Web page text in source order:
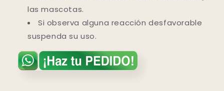
las mascotas.
Si observa alguna reacción desfavorable
suspenda su uso.